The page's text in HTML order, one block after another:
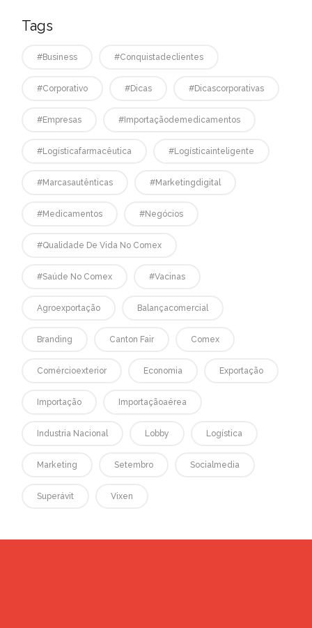
Tags
#business #conquistadeclientes
#corporativo #dicas #dicascorporativas
#empresas #Importaçãodemedicamentos
#logísticafarmacêutica #logísticainteligente
#marcasautênticas #marketingdigital
#medicamentos #negócios
#qualidade De Vida No Comex
#saúde No Comex #vacinas
Agroexportação Balançacomercial
Branding Canton Fair Comex
Comércioexterior Economia Exportação
Importação Importaçãoaérea
Industria Nacional Lobby Logística
Marketing Setembro Socialmedia
Superávit Vixen